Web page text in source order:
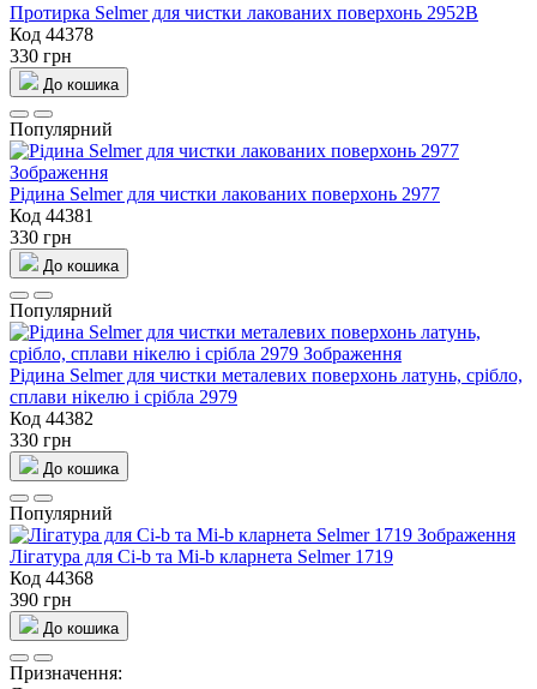
Протирка Selmer для чистки лакованих поверхонь 2952B
Код 44378
330 грн
До кошика
Популярний
Рідина Selmer для чистки лакованих поверхонь 2977
Код 44381
330 грн
До кошика
Популярний
Рідина Selmer для чистки металевих поверхонь латунь, срібло,
сплави нікелю і срібла 2979
Код 44382
330 грн
До кошика
Популярний
Лігатура для Сі-b та Мі-b кларнета Selmer 1719
Код 44368
390 грн
До кошика
Призначення: